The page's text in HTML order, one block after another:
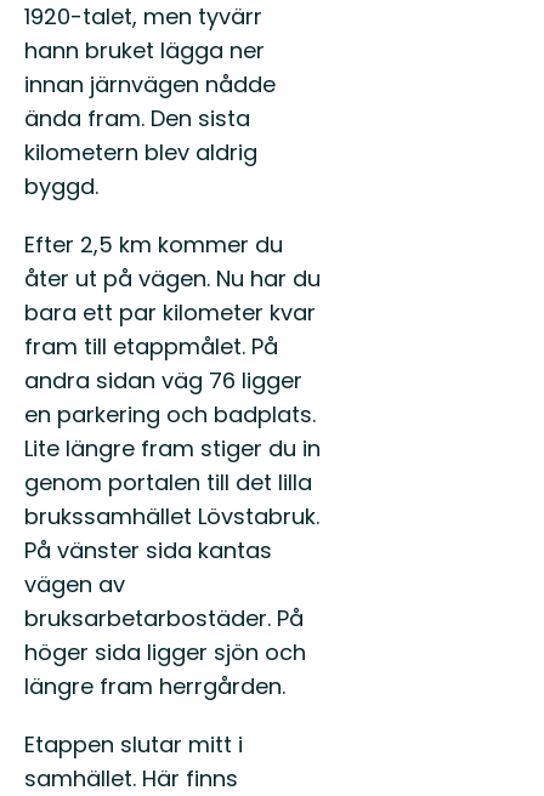
1920-talet, men tyvärr
hann bruket lägga ner
innan järnvägen nådde
ända fram. Den sista
kilometern blev aldrig
byggd.
Efter 2,5 km kommer du
åter ut på vägen. Nu har du
bara ett par kilometer kvar
fram till etappmålet. På
andra sidan väg 76 ligger
en parkering och badplats.
Lite längre fram stiger du in
genom portalen till det lilla
brukssamhället Lövstabruk.
På vänster sida kantas
vägen av
bruksarbetarbostäder. På
höger sida ligger sjön och
längre fram herrgården.
Etappen slutar mitt i
samhället. Här finns